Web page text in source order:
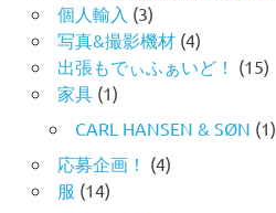
個人輸入 (3)
写真&撮影機材(4)
出張もでぃふぁいど！ (15)
家具(1)
CARL HANSEN & SØN (1)
応募企画！ (4)
服 (14)